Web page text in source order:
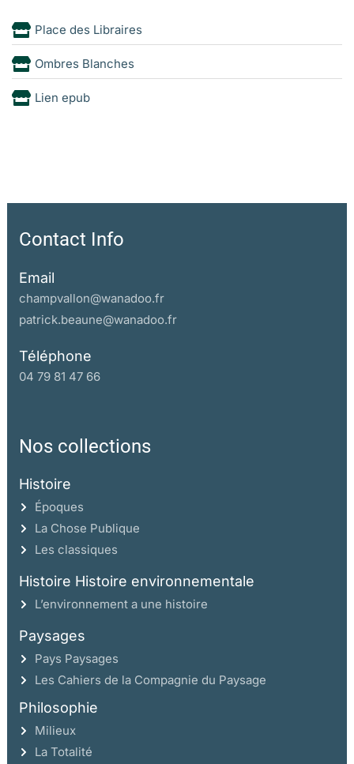
Place des Libraires
Ombres Blanches
Lien epub
Contact Info
Email
champvallon@wanadoo.fr
patrick.beaune@wanadoo.fr
Téléphone
04 79 81 47 66
Nos collections
Histoire
Époques
La Chose Publique
Les classiques
Histoire Histoire environnementale
L’environnement a une histoire
Paysages
Pays Paysages
Les Cahiers de la Compagnie du Paysage
Philosophie
Milieux
La Totalité